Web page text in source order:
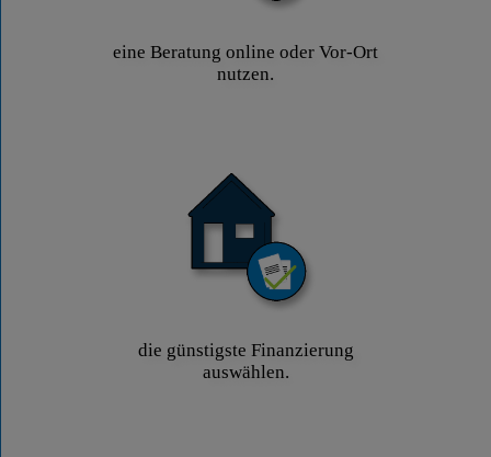
eine Beratung online oder Vor-Ort
nutzen.
die günstigste Finanzierung
auswählen.